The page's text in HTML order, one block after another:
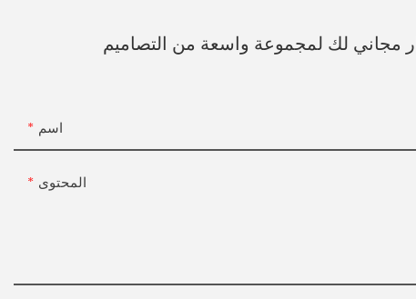
مجاني لك لمجموعة واسعة من التصاميم
اسم
المحتوى